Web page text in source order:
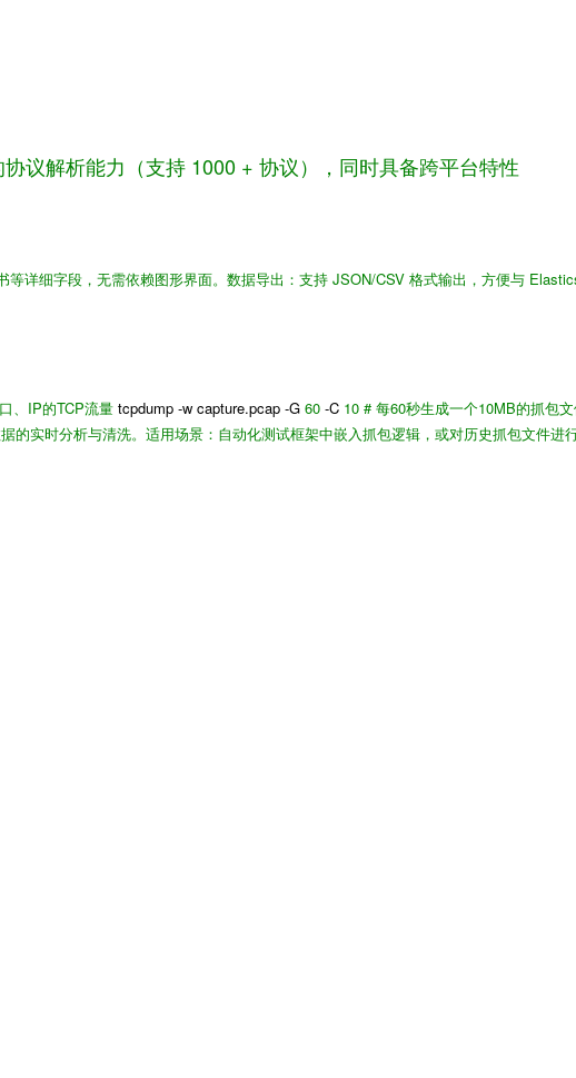
议解析能力（支持 1000 + 协议），同时具备跨平台特性
等详细字段，无需依赖图形界面。数据导出 ：支持 JSON/CSV 格式输出，方便与
、IP的TCP流量tcpdump -w capture.pcap -G60 -C 10 # 每60秒生成一个10MB的抓包
的实时分析与清洗。适用场景 ：自动化测试框架中嵌入抓包逻辑，或对历史抓包文件进